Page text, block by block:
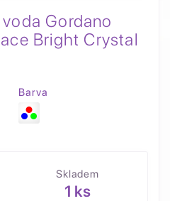
Gordano
Bright Crystal
Barva
Skladem
1 ks